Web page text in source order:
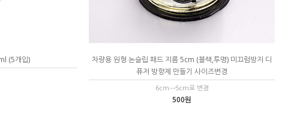
(5개입)
차량용 원형 논슬립 패드 지름 5cm (블랙,투명) 미끄럼방지 디
퓨저 방향제 만들기 사이즈변경
6cm→5cm로 변경
500원